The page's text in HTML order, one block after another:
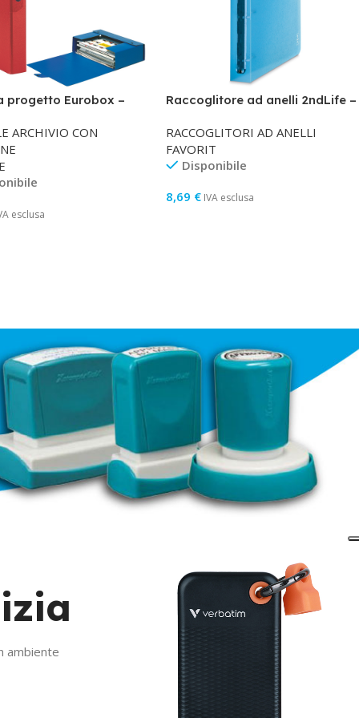
progetto Eurobox –
ARCHIVIO CON
esclusa
Raccoglitore ad anelli 2ndLife –
Favorit
RACCOGLITORI AD ANELLI
FAVORIT
Disponibile
8,69 € IVA esclusa
ambiente